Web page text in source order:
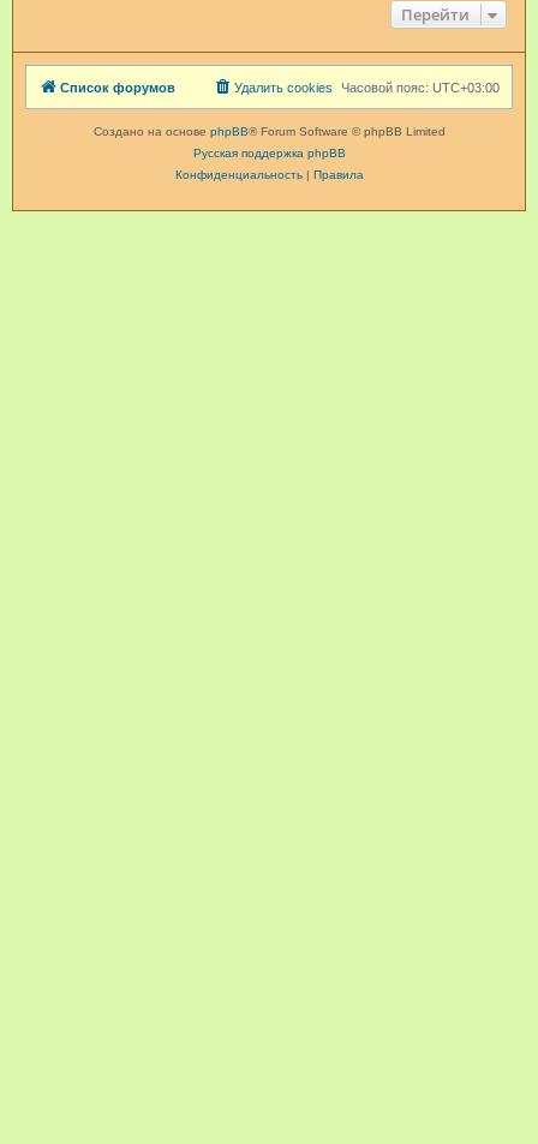
Перейти
Список форумов Часовой пояс: UTC+03:00
Удалить cookies
Создано на основе phpBB® Forum Software © phpBB Limited
Русская поддержка phpBB
Конфиденциальность| Правила